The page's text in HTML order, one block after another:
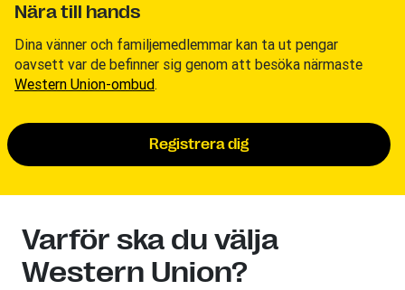
Nära till hands
Dina vänner och familjemedlemmar kan ta ut pengar
oavsett var de befinner sig genom att besöka närmaste
Western Union-ombud.
Registrera dig
Varför ska du välja
Western Union?